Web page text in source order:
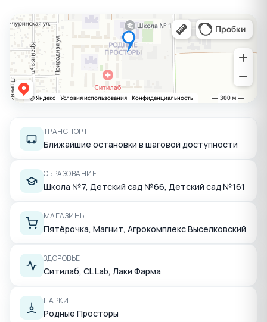
ТРАНСПОРТ
Ближайшие остановки в шаговой доступности
ОБРАЗОВАНИЕ
Школа №7, Детский сад №66, Детский сад №161
МАГАЗИНЫ
Пятёрочка, Магнит, Агрокомплекс Выселковский
ЗДОРОВЬЕ
Ситилаб, CL Lab, Лаки Фарма
ПАРКИ
Родные Просторы